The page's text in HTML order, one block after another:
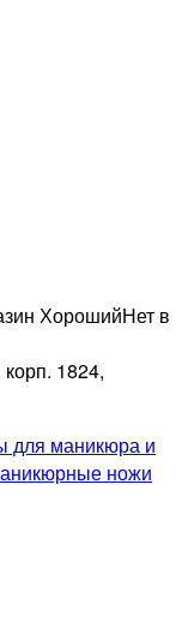
ХорошийНет в
1824,
для маникюра и
ножи